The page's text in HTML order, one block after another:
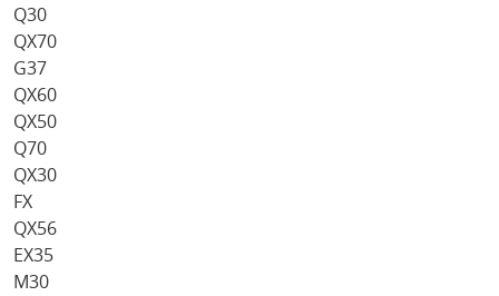
Q30
QX70
G37
QX60
QX50
Q70
QX30
FX
QX56
EX35
M30